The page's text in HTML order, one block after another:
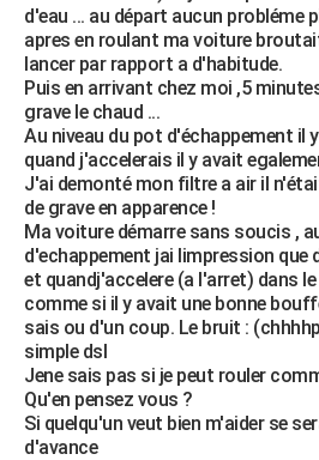
BRICOLAGE
Forum
Aménagement intérieur
Extérieur
Cuisine
Salle de bains
Jardinage
Rangement
WEEK-END
Guides de France
Escapades
Patrimoine
Expositions
Week-end nature
LIFESTYLE
Art de vivre
Bien-être
Modes de vie
SANTE
Alimentation
Guide de la santé
Maladies
Médicaments
Sommeil
VOYAGE
Destinations
City break
Voyage nature
Voyage de noces
Forum
Climat
+PHOTO
GUIDES D'ACHAT
BONS PLANS
CARTE DE VOEUX
Carte de Noël
Carte Bonne année
Carte Saint-Valentin
Carte Pâques
Carte d'anniversaire
DICTIONNAIRE
d'eau ... au départ aucun probléme
apres en roulant ma voiture
lancer par rapport a d'habitude.
Puis en arrivant chez moi ,5
grave le chaud ...
Au niveau du pot d'échappement il
quand j'accelerais il y avait
J'ai demonté mon filtre a air il
de grave en apparence !
Ma voiture démarre sans soucis ,
d'echappement jai limpression que
et quandj'accelere (a l'arret) dans
comme si il y avait une bonne
sais ou d'un coup. Le bruit :
simple dsl
Jene sais pas si je peut rouler
Qu'en pensez vous ?
Si quelqu'un veut bien m'aider se
d'avance